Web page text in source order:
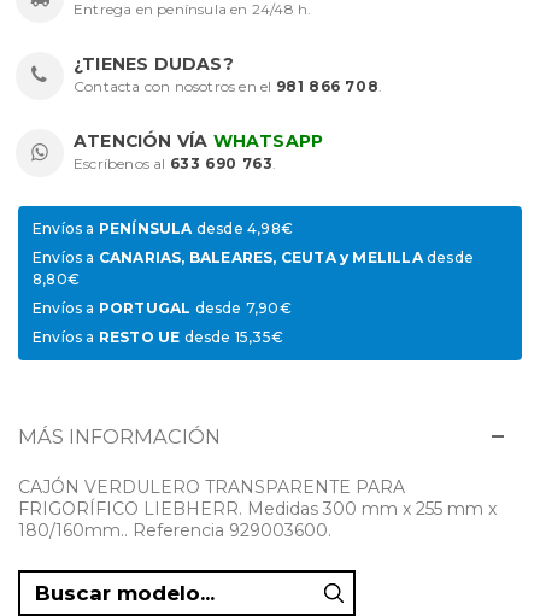
Entrega en península en 24/48 h.
¿TIENES DUDAS?
Contacta con nosotros en el 981 866 708
ATENCIÓN VÍA WHATSAPP
Escríbenos al 633 690 763
Envíos a PENÍNSULA desde 4,98€
Envíos a CANARIAS, BALEARES, CEUTA y MELILLAdesde
8,80€
Envíos a PORTUGAL desde 7,90€
Envíos a RESTO UE desde 15,35€
MÁS INFORMACIÓN
CAJÓN VERDULERO TRANSPARENTE PARA
FRIGORÍFICO LIEBHERR. Medidas 300 mm x 255 mm x
180/160mm.. Referencia 929003600.